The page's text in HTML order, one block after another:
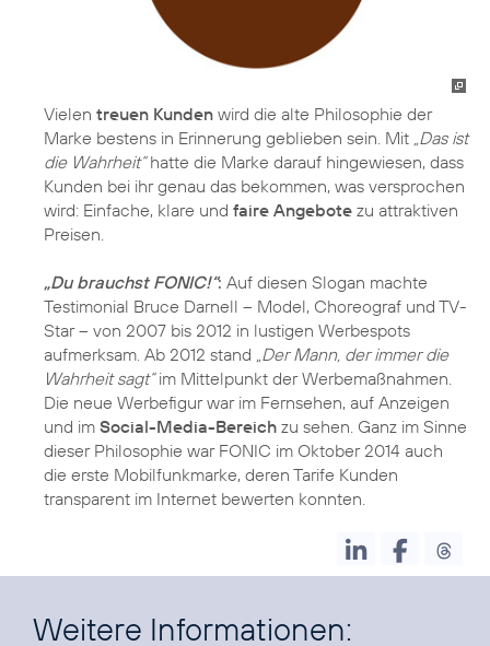
Vielen treuen Kunden wird die alte Philosophie der
Marke bestens in Erinnerung geblieben sein. Mit „Das ist
die Wahrheit“hatte die Marke darauf hingewiesen, dass
Kunden bei ihr genau das bekommen, was versprochen
wird: Einfache, klare und faire Angebote zu attraktiven
Preisen.
„Du brauchst FONIC!“: Auf diesen Slogan machte
Testimonial Bruce Darnell – Model, Choreograf und TV-
Star – von 2007 bis 2012 in lustigen Werbespots
aufmerksam. Ab 2012 stand „Der Mann, der immer die
Wahrheit sagt“im Mittelpunkt der Werbemaßnahmen.
Die neue Werbefigur war im Fernsehen, auf Anzeigen
und im Social-Media-Bereich zu sehen. Ganz im Sinne
dieser Philosophie war FONIC im Oktober 2014 auch
die erste Mobilfunkmarke, deren Tarife Kunden
transparent im Internet bewerten konnten.
Weitere Informationen: